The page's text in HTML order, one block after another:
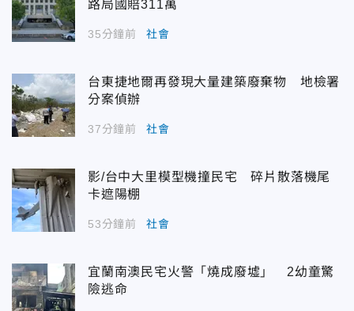
路局國賠311萬
35分鐘前 社會
台東捷地爾再發現大量建築廢棄物 地檢署
分案偵辦
37分鐘前 社會
影/台中大里模型機撞民宅 碎片散落機尾
卡遮陽棚
53分鐘前 社會
宜蘭南澳民宅火警「燒成廢墟」 2幼童驚
險逃命